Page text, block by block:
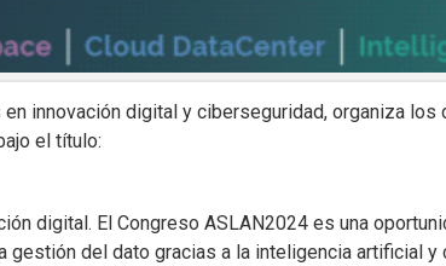
innovación digital y ciberseguridad, organiza los
el título:
digital. El Congreso ASLAN2024 es una
del dato gracias a la inteligencia artificial y